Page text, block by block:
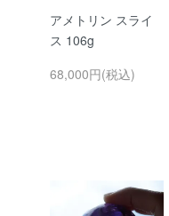
アメトリン スライ
ス 106g
68,000円(税込)